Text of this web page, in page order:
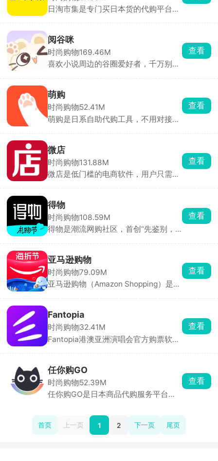
日淘市集是专门买日本货的代购平台，
平台，二次元谷子、美妆、漫画、文具
都有，不用自己找转运，平台全包采
购、仓储和直邮，日本仓还能免费放
90 天，多单合箱能省不少运费。
阅谷咪
时尚购物169.46M
喜欢小说周边的谷圈爱好者，千万别错
卡，都能自动点亮对应藏品页面，集齐
整套还能解锁专属收藏成就。重复闲置
藏品能直接和其他玩家互换，轻松补齐
缺款。还有专属许愿抽卡玩法，实时推
查看
萌购
时尚购物52.41M
萌购是日系自助代购工具，不用对接日
千家日网，手办、漫画、声优碟片、游
戏周边全都能买，页面自带中文翻译，
看不懂日文也能轻松挑选正版好物。全
程支付宝结算，门槛很低。独有团发拼
线路适配大件商品。
查看
微店
时尚购物131.88M
微店是低门槛的电商软件，用户只需使
企业需提供营业执照等资质进行认证。
可一键同步淘宝商品，减少重复操作，
提高效率。提供拼团、优惠券、分销、
会员体系等多样化营销工具，帮助用户
实惠。
查看
得物
时尚购物108.59M
得物是潮流网购社区，首创“先鉴别，
内容涵盖球鞋文化、时尚趋势、联名款
发售等，成为年轻用户获取潮流信息的
主要渠道。用户可虚拟试穿鞋履、配
饰，直观感受上身效果。球鞋等商品支
优价格，促进公平交易。
查看
亚马逊购物
时尚购物79.09M
亚马逊购物（Amazon Shopping）是亚
达。App 内实时显示关税、运费与清关
进度，全程透明。中国用户专享新人满
减券、会员专享价、每日“Z 秒杀”限量
抢购，价格比 PC 端更低。支付宝、微
查看
Fantopia
时尚购物32.41M
Fantopia港澳亚洲演唱会官方购票软
东南亚等地的演唱会、见面会、音乐
节、话剧等门票，兼做官方周边与追星
社区。
查看
任你购GO
时尚购物52.39M
任你购GO是日本商品代购服务平台，
的商品代购服务。平台经常推出促销活
动，并提供各种优惠券，让用户享受更
查看
首页 上一页 1 2 下一页 尾页